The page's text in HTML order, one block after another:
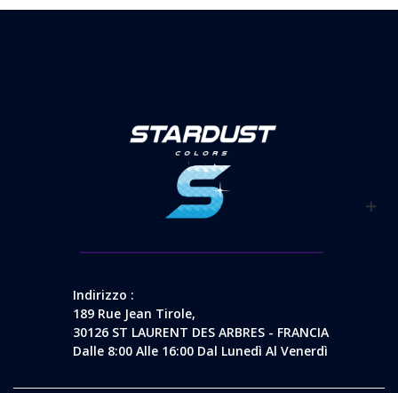
Indirizzo :
189 Rue Jean Tirole,
30126 ST LAURENT DES ARBRES - FRANCIA
Dalle 8:00 Alle 16:00 Dal Lunedì Al Venerdì